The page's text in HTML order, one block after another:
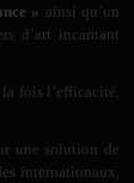
» ainsi qu’un
d’art incarnant
fois l’efficacité,
une solution de
internationaux,